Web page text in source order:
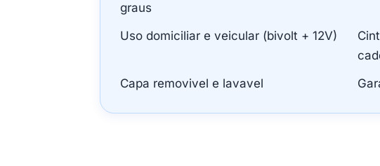
graus
Uso domiciliar e veicular (bivolt + 12V)
Capa removivel e lavavel